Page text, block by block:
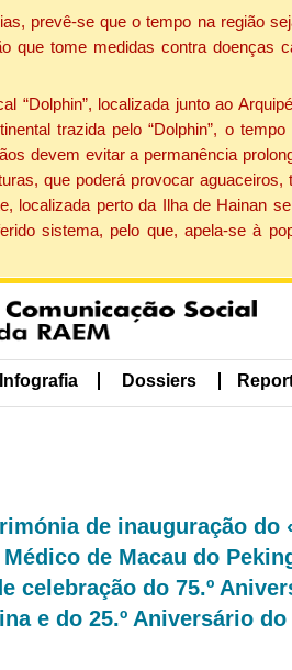
prevê-se que o tempo na região
que tome medidas contra
“Dolphin”, localizada junto ao
trazida pelo “Dolphin”, o
devem evitar a permanência
que poderá provocar
localizada perto da Ilha de Hainan
sistema, pelo que, apela-se à
Infografia Dossiers
de inauguração do
de Macau do
celebração do 75.º
e do 25.º Aniversário